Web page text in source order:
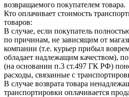
возвращаемого покупателем товара.
Кто оплачивает стоимость
товаров:
В случае, если покупатель
по причинам, не зависящим от
компании (т.е. курьер прибыл
обладает надлежащим качеством),
(на основании п.3 ст.497 ГК РФ)
расходы, связанные с
В случае возврата товара
транспортировки оплачивается